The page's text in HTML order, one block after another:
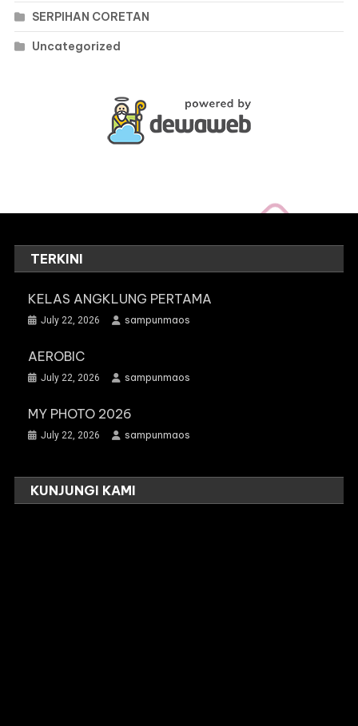
SERPIHAN CORETAN
Uncategorized
TERKINI
KELAS ANGKLUNG PERTAMA
July 22, 2026 sampunmaos
AEROBIC
July 22, 2026 sampunmaos
MY PHOTO 2026
July 22, 2026 sampunmaos
KUNJUNGI KAMI